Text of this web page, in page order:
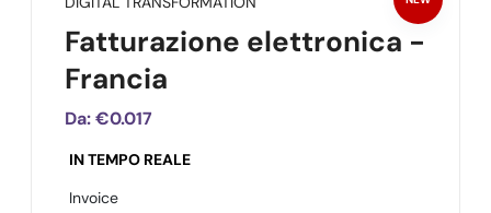
Fatturazione elettronica -
Francia
Da:€0.017
IN TEMPO REALE
Invoice